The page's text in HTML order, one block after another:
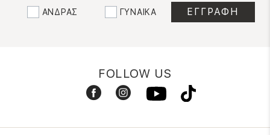
ΑΝΔΡΑΣ ΓΥΝΑΙΚΑ
FOLLOW US